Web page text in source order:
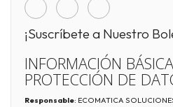
¡Suscríbete a Nuestro
INFORMACIÓN
PROTECCIÓN DE
Responsable: ECOMATICA